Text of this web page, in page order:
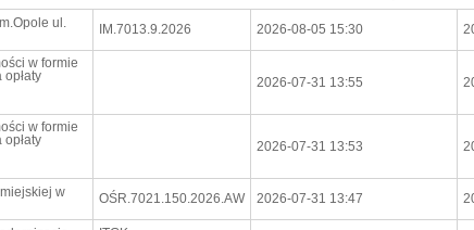
ul.
IM.7013.9.2026 2026-08-05 15:30
w formie
2026-07-31 13:55
w formie
2026-07-31 13:53
w
OŚR.7021.150.2026.AW 2026-07-31 13:47